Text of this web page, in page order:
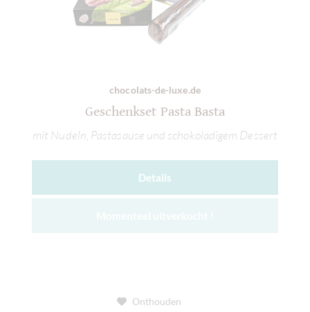
chocolats-de-luxe.de
Geschenkset Pasta Basta
mit Nudeln, Pastasause und schokoladigem Dessert
Details
Onthouden